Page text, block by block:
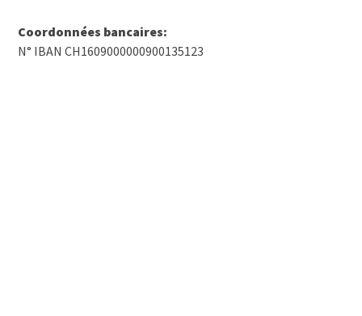
Coordonnées bancaires:
N° IBAN CH1609000000900135123